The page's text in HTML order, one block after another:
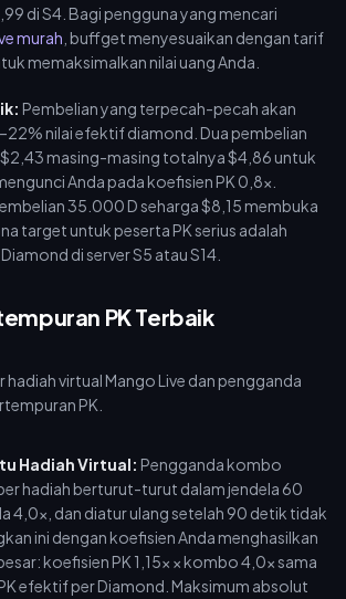
di S4. Bagi pengguna yang mencari
murah , buffget menyesuaikan dengan tarif
memaksimalkan nilai uang Anda.
Pembelian yang terpecah-pecah akan
nilai efektif diamond. Dua pembelian
masing-masing totalnya $4,86 untuk
Anda pada koefisien PK 0,8x.
35.000 D seharga $8,15 membuka
target untuk peserta PK serius adalah
di server S5 atau S14.
PK Terbaik
Hadiah Virtual: Pengganda kombo
hadiah berturut-turut dalam jendela 60
4,0x, dan diatur ulang setelah 90 detik tidak
ini dengan koefisien Anda menghasilkan
koefisien PK 1,15x × kombo 4,0x sama
efektif per Diamond. Maksimum absolut